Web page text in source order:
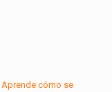
Aprende cómo se